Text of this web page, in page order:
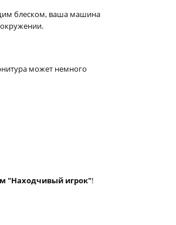
блеском, ваша машина
может немного
"Находчивый игрок"!